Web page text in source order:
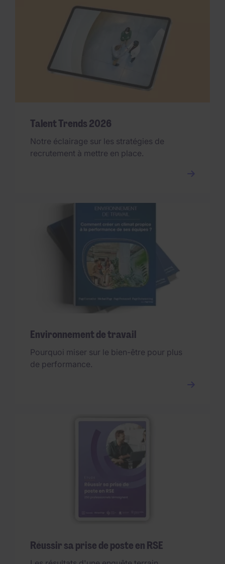
Talent Trends 2026
Notre éclairage sur les stratégies de
recrutement à mettre en place.
Environnement de travail
Pourquoi miser sur le bien-être pour plus
de performance.
Réussir sa prise de poste en RSE